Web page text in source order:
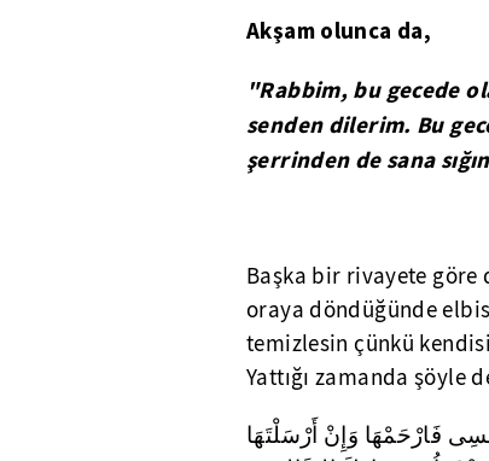
Akşam olunca da,
"Rabbim, bu gecede
senden dilerim. Bu
şerrinden de sana
Başka bir rivayete göre
oraya döndüğünde
temizlesin çünkü
Yattığı zamanda şöyle
فَارْحَمْهَا وَإِنْ أَرْسَلْتَهَا